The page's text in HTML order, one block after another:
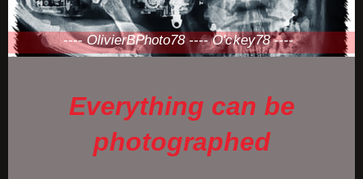
---- OlivierBPhoto78 ---- O'ckey78 ----
Everything can be
photographed